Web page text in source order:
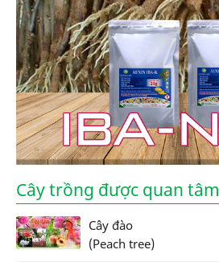
Cây trồng được quan tâm
Cây đào
(Peach tree)